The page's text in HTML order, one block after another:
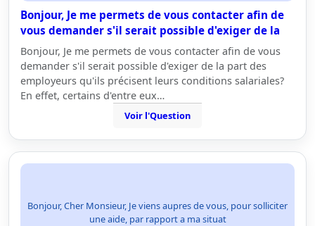
Bonjour, Je me permets de vous contacter afin de
vous demander s'il serait possible d'exiger de la
Bonjour, Je me permets de vous contacter afin de vous
demander s'il serait possible d'exiger de la part des
employeurs qu'ils précisent leurs conditions salariales?
En effet, certains d'entre eux…
Voir l'Question
Bonjour, Cher Monsieur, Je viens aupres de vous, pour solliciter
une aide, par rapport a ma situat